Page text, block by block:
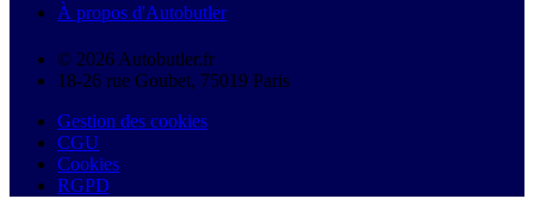
À propos d'Autobutler
© 2026 Autobutler.fr
18-26 rue Goubet, 75019 Paris
Gestion des cookies
CGU
Cookies
RGPD